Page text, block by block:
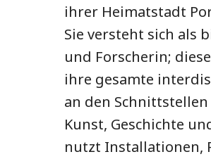
ihrer Heimatstadt
Sie versteht sich als
und Forscherin;
ihre gesamte
an den
Kunst, Geschichte
nutzt Installationen,